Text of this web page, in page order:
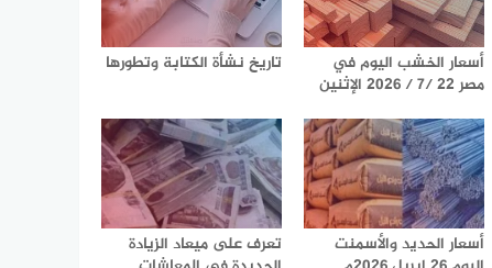
أسعار الخشب اليوم في
مصر 22 /7 / 2026 الإثنين
تاريخ نشأة الكتابة وتطورها
أسعار الحديد والأسمنت
تعرف على ميعاد الزيادة